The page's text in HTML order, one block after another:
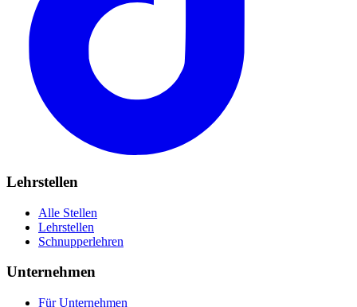
Lehrstellen
Alle Stellen
Lehrstellen
Schnupperlehren
Unternehmen
Für Unternehmen